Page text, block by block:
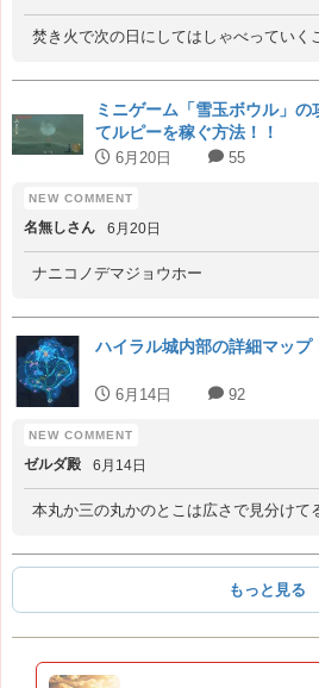
焚き火で次の日にしてはしゃべっていく
ミニゲーム「雪玉ボウル」
てルピーを稼ぐ方法！！
6月20日 55
名無しさん 6月20日
ナニコノデマジョウホー
ハイラル城内部の詳細マップ
6月14日 92
ゼルダ殿 6月14日
本丸か三の丸かのとこは広さで見分けて
もっと見る